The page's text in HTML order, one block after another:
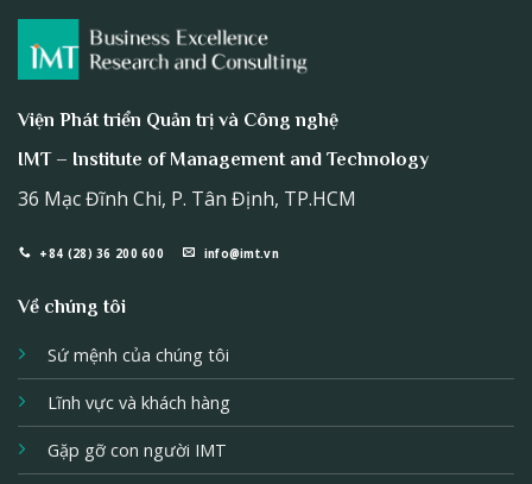
Viện Phát triển Quản trị và Công nghệ
IMT – Institute of Management and Technology
36 Mạc Đĩnh Chi, P. Tân Định, TP.HCM
+84 (28) 36 200 600 info@imt.vn
Về chúng tôi
Sứ mệnh của chúng tôi
Lĩnh vực và khách hàng
Gặp gỡ con người IMT